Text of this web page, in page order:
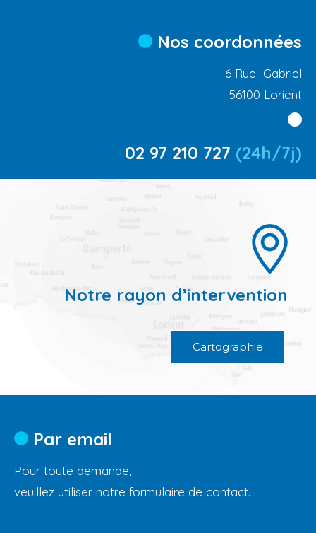
Nos coordonnées
6 Rue Gabriel
56100 Lorient
02 97 210 727 (24h/7j)
Notre rayon d’intervention
Cartographie
Par email
Pour toute demande,
veuillez utiliser notre formulaire de contact.